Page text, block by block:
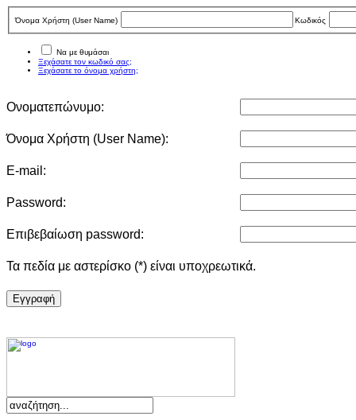
Όνομα Χρήστη (User Νame) Κωδικός
Να με θυμάσαι
Ξεχάσατε τον κωδικό σας;
Ξεχάσατε το όνομα χρήστη;
Ονοματεπώνυμο:
Όνομα Χρήστη (User Νame):
E-mail:
Password:
Επιβεβαίωση password:
Τα πεδία με αστερίσκο (*) είναι υποχρεωτικά.
Eγγραφή